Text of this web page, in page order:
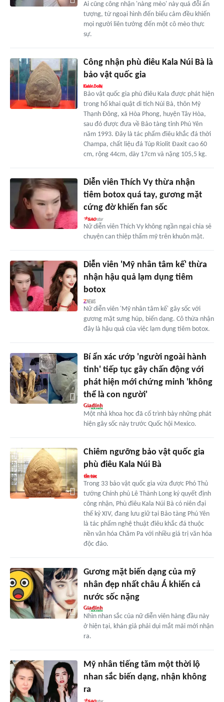
Ai cũng công nhận 'nàng mèo' này quá đỗi ấn
tượng, từ ngoại hình đến biểu cảm đều khiến
mọi người liên tưởng đến một cô mèo thực
sự.
Công nhận phù điêu Kala Núi Bà là
bảo vật quốc gia
Bảo vật quốc gia phù điêu Kala được phát hiện
trong hố khai quật di tích Núi Bà, thôn Mỹ
Thạnh Đông, xã Hòa Phong, huyện Tây Hòa,
sau đó được đưa về Bảo tàng tỉnh Phú Yên
năm 1993. Đây là tác phẩm điêu khắc đá thời
Champa, chất liệu đá Túp Riolit Đaxit cao 60
cm, rộng 44cm, dày 17cm và nặng 105,5 kg.
Diễn viên Thích Vy thừa nhận
tiêm botox quá tay, gương mặt
cứng đờ khiến fan sốc
Nữ diễn viên Thích Vy không ngần ngại chia sẻ
chuyện can thiệp thẩm mỹ trên khuôn mặt.
Diễn viên 'Mỹ nhân tâm kế' thừa
nhận hậu quả lạm dụng tiêm
botox
Nữ diễn viên 'Mỹ nhân tâm kế' gây sốc với
gương mặt sưng húp, biến dạng. Cô thừa nhận
đây là hậu quả của việc lạm dụng tiêm botox.
Bí ẩn xác ướp 'người ngoài hành
tinh' tiếp tục gây chấn động với
phát hiện mới chứng minh 'không
thể là con người'
Một nhà khoa học đã cố trình bày những phát
hiện gây sốc này trước Quốc hội Mexico.
Chiêm ngưỡng bảo vật quốc gia
phù điêu Kala Núi Bà
Trong 33 bảo vật quốc gia vừa được Phó Thủ
tướng Chính phủ Lê Thành Long ký quyết định
công nhận, Phù điêu Kala Núi Bà có niên đại
thế kỷ XIV, đang lưu giữ tại Bảo tàng Phú Yên
là tác phẩm nghệ thuật điêu khắc đá thuộc
nền văn hóa Chăm Pa với nhiều giá trị văn hóa
độc đáo.
Gương mặt biến dạng của mỹ
nhân đẹp nhất châu Á khiến cả
nước sốc nặng
Nhìn nhan sắc của nữ diễn viên hàng đầu này
ở hiện tại, khán giả phải dụi mắt mãi mới nhận
ra.
Mỹ nhân tiếng tăm một thời lộ
nhan sắc biến dạng, nhận không
ra